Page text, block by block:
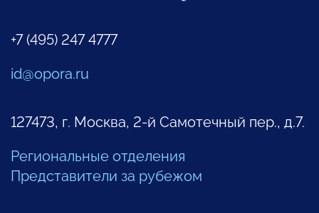
+7 (495) 247 4777
id@opora.ru
127473, г. Москва, 2-й Самотечный пер., д.7.
Региональные отделения
Представители за рубежом